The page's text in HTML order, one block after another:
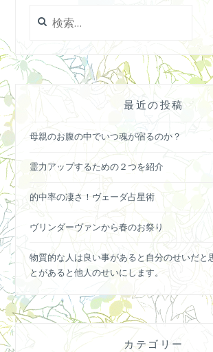
索:
最近の投稿
母親のお腹の中でいつ魂が宿るのか？
霊力アップするための２つを紹介
的中率の凄さ！ヴェーダ占星術
ヴリンダーヴァンから春のお祭り
物質的な人は良い事があると自分のせいだと
とがあると他人のせいにします。
カテゴリー